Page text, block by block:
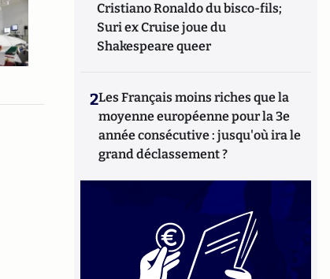
Cristiano Ronaldo du bisco-fils;
Suri ex Cruise joue du
Shakespeare queer
2Les Français moins riches que la
moyenne européenne pour la 3e
année consécutive : jusqu'où ira le
grand déclassement ?